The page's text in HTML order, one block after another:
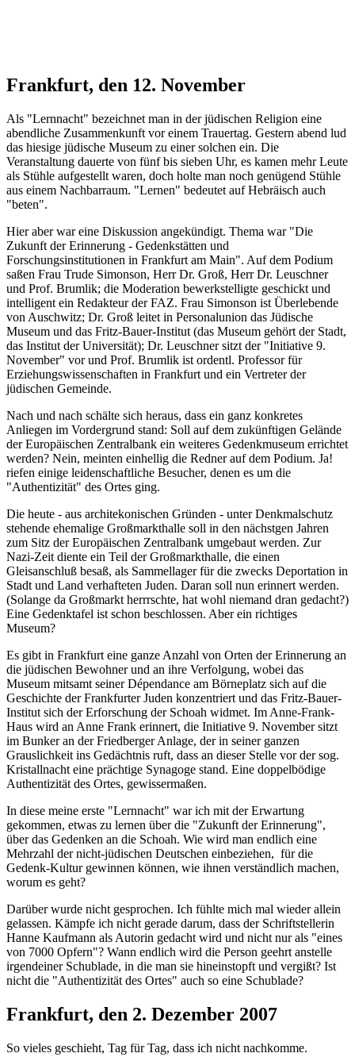
Frankfurt, den 12. November
Als "Lernnacht" bezeichnet man in der jüdischen Religion eine
abendliche Zusammenkunft vor einem Trauertag. Gestern abend lud
das hiesige jüdische Museum zu einer solchen ein. Die
Veranstaltung dauerte von fünf bis sieben Uhr, es kamen mehr Leute
als Stühle aufgestellt waren, doch holte man noch genügend Stühle
aus einem Nachbarraum. "Lernen" bedeutet auf Hebräisch auch
"beten".
Hier aber war eine Diskussion angekündigt. Thema war "Die
Zukunft der Erinnerung - Gedenkstätten und
Forschungsinstitutionen in Frankfurt am Main". Auf dem Podium
saßen Frau Trude Simonson, Herr Dr. Groß, Herr Dr. Leuschner
und Prof. Brumlik; die Moderation bewerkstelligte geschickt und
intelligent ein Redakteur der FAZ. Frau Simonson ist Überlebende
von Auschwitz; Dr. Groß leitet in Personalunion das Jüdische
Museum und das Fritz-Bauer-Institut (das Museum gehört der Stadt,
das Institut der Universität); Dr. Leuschner sitzt der "Initiative 9.
November" vor und Prof. Brumlik ist ordentl. Professor für
Erziehungswissenschaften in Frankfurt und ein Vertreter der
jüdischen Gemeinde.
Nach und nach schälte sich heraus, dass ein ganz konkretes
Anliegen im Vordergrund stand: Soll auf dem zukünftigen Gelände
der Europäischen Zentralbank ein weiteres Gedenkmuseum errichtet
werden? Nein, meinten einhellig die Redner auf dem Podium. Ja!
riefen einige leidenschaftliche Besucher, denen es um die
"Authentizität" des Ortes ging.
Die heute - aus architekonischen Gründen - unter Denkmalschutz
stehende ehemalige Großmarkthalle soll in den nächstgen Jahren
zum Sitz der Europäischen Zentralbank umgebaut werden. Zur
Nazi-Zeit diente ein Teil der Großmarkthalle, die einen
Gleisanschluß besaß, als Sammellager für die zwecks Deportation in
Stadt und Land verhafteten Juden. Daran soll nun erinnert werden.
(Solange da Großmarkt herrrschte, hat wohl niemand dran gedacht?)
Eine Gedenktafel ist schon beschlossen. Aber ein richtiges
Museum?
Es gibt in Frankfurt eine ganze Anzahl von Orten der Erinnerung an
die jüdischen Bewohner und an ihre Verfolgung, wobei das
Museum mitsamt seiner Dépendance am Börneplatz sich auf die
Geschichte der Frankfurter Juden konzentriert und das Fritz-Bauer-
Institut sich der Erforschung der Schoah widmet. Im Anne-Frank-
Haus wird an Anne Frank erinnert, die Initiative 9. November sitzt
im Bunker an der Friedberger Anlage, der in seiner ganzen
Grauslichkeit ins Gedächtnis ruft, dass an dieser Stelle vor der sog.
Kristallnacht eine prächtige Synagoge stand. Eine doppelbödige
Authentizität des Ortes, gewissermaßen.
In diese meine erste "Lernnacht" war ich mit der Erwartung
gekommen, etwas zu lernen über die "Zukunft der Erinnerung",
über das Gedenken an die Schoah. Wie wird man endlich eine
Mehrzahl der nicht-jüdischen Deutschen einbeziehen, für die
Gedenk-Kultur gewinnen können, wie ihnen verständlich machen,
worum es geht?
Darüber wurde nicht gesprochen. Ich fühlte mich mal wieder allein
gelassen. Kämpfe ich nicht gerade darum, dass der Schriftstellerin
Hanne Kaufmann als Autorin gedacht wird und nicht nur als "eines
von 7000 Opfern"? Wann endlich wird die Person geehrt anstelle
irgendeiner Schublade, in die man sie hineinstopft und vergißt? Ist
nicht die "Authentizität des Ortes" auch so eine Schublade?
Frankfurt, den 2. Dezember 2007
So vieles geschieht, Tag für Tag, dass ich nicht nachkomme.